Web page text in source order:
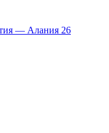
— Алания 26